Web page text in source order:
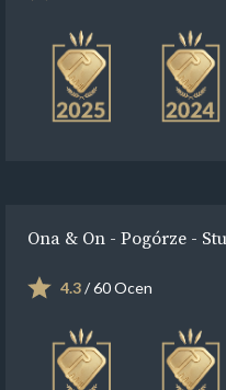
Ona & On - Pogórze -
4.3/ 60 Ocen